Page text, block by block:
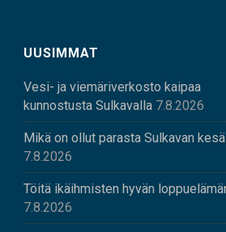
UUSIMMAT
Vesi- ja viemäriverkosto kaipaa
kunnostusta Sulkavalla 7.8.2026
Mikä on ollut parasta Sulkavan
7.8.2026
Töitä ikäihmisten hyvän
7.8.2026